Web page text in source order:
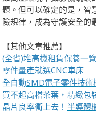
題。但可以確定的是，智
險規律，成為守護安全的
【其他文章推薦】
(全省)堆高機租賃保養一
零件量產就選CNC車床
全自動SMD電子零件技術
買不起高檔茶葉，精緻包
晶片良率衝上去！ 半導體